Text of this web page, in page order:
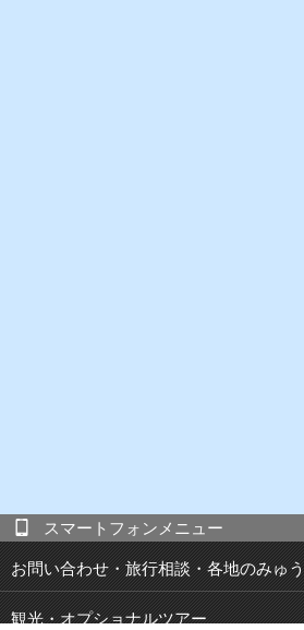
スマートフォンメニュー
お問い合わせ・旅行相談・各地のみゅう
観光・オプショナルツアー